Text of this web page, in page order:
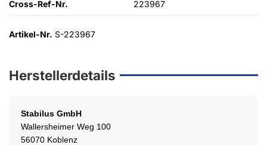
Cross-Ref-Nr. 223967
Artikel-Nr. S-223967
Herstellerdetails
Stabilus GmbH
Wallersheimer Weg 100
56070 Koblenz